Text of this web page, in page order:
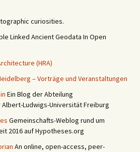
curiosities.
Linked Ancient Geodata In Open
(HRA)
– Vorträge und Veranstaltungen
Ein Blog der Abteilung
Ludwigs-Universität Freiburg
Gemeinschafts-Weblog rund um
2016 auf Hypotheses.org
An online, open-access, peer-